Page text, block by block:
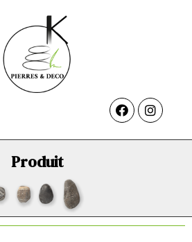
Produit